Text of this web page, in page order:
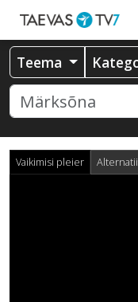
Teema
Vaikimisi pleier